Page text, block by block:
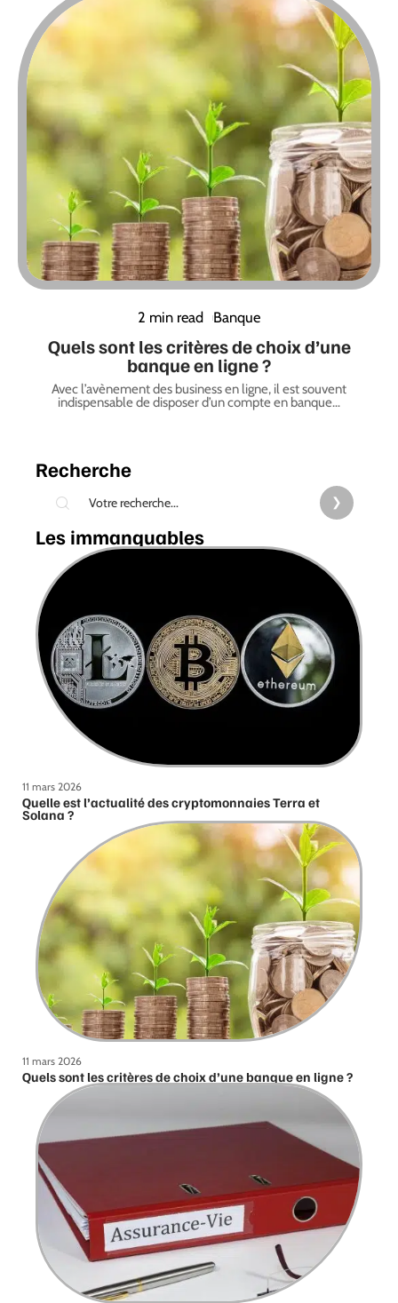
2 min read Banque
Quels sont les critères de choix d’une
banque en ligne ?
Avec l’avènement des business en ligne, il est souvent
indispensable de disposer d’un compte en banque…
Recherche
Les immanquables
11 mars 2026
Quelle est l’actualité des cryptomonnaies Terra et
Solana ?
11 mars 2026
Quels sont les critères de choix d’une banque en ligne ?